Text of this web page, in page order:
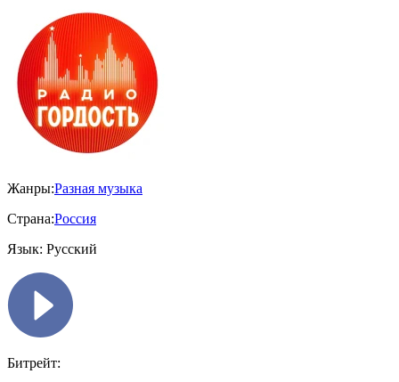
Жанры:Разная музыка
Страна:Россия
Язык: Русский
Битрейт: